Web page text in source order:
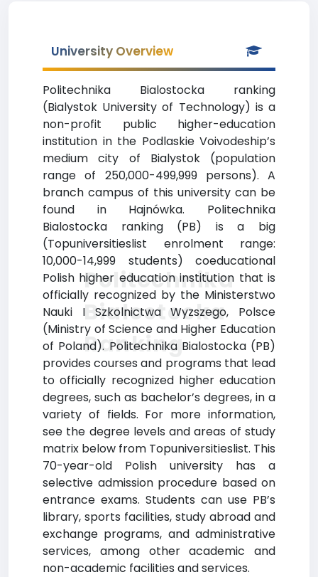
University Overview
Politechnika Bialostocka ranking
(Bialystok University of Technology) is a
non-profit public higher-education
institution in the Podlaskie Voivodeship’s
medium city of Bialystok (population
range of 250,000-499,999 persons). A
branch campus of this university can be
found in Hajnówka. Politechnika
Bialostocka ranking (PB) is a big
(Topuniversitieslist enrolment range:
10,000-14,999 students) coeducational
Polish higher education institution that is
officially recognized by the Ministerstwo
Nauki I Szkolnictwa Wyzszego, Polsce
(Ministry of Science and Higher Education
of Poland). Politechnika Bialostocka (PB)
provides courses and programs that lead
to officially recognized higher education
degrees, such as bachelor’s degrees, in a
variety of fields. For more information,
see the degree levels and areas of study
matrix below from Topuniversitieslist. This
70-year-old Polish university has a
selective admission procedure based on
entrance exams. Students can use PB’s
library, sports facilities, study abroad and
exchange programs, and administrative
services, among other academic and
non-academic facilities and services.
Politechnika
Bialostocka
Ranking